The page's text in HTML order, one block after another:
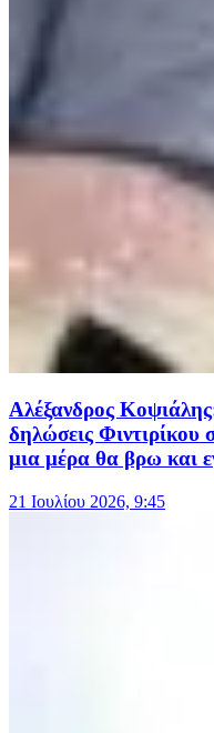
Αλέξανδρος
δηλώσεις
μια μέρα θα βρω και
21 Ιουλίου 2026, 9:45